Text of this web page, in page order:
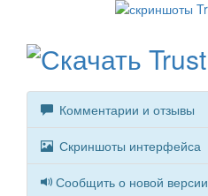
Комментарии и отзывы
Скриншоты интерфейса
Сообщить о новой версии